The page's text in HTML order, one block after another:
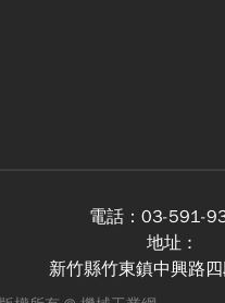
電話： 03-591-
地址 :
新竹縣竹東鎮中興路